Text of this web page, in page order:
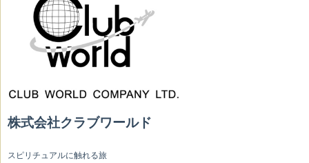
株式会社クラブワールド
スピリチュアルに触れる旅